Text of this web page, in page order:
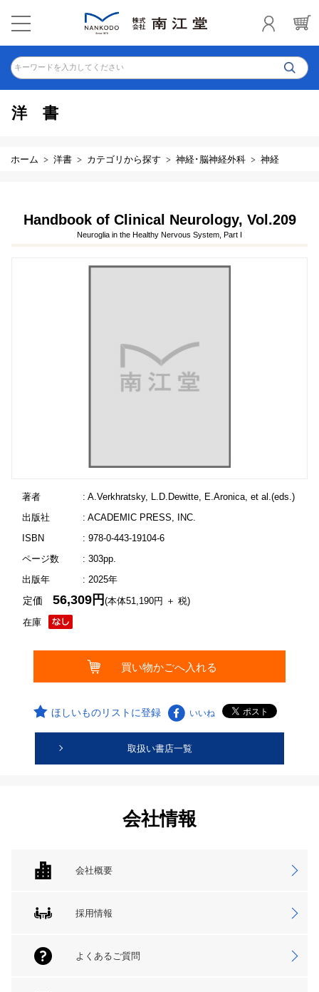
キーワードを入力してください
洋書
ホーム 洋書 カテゴリから探す 神経･脳神経外科 神経
Handbook of Clinical Neurology, Vol.209
Neuroglia in the Healthy Nervous System, Part I
著者
: A.Verkhratsky, L.D.Dewitte, E.Aronica, et al.(eds.)
出版社
: ACADEMIC PRESS, INC.
ISBN
: 978-0-443-19104-6
ページ数
: 303pp.
出版年
: 2025年
在庫
定価56,309円(本体51,190円 ＋ 税)
ほしいものリストに登録 いいね
取扱い書店一覧
会社情報
会社概要
採用情報
よくあるご質問